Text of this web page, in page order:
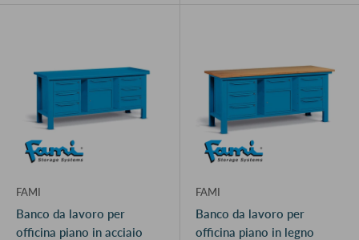
FAMI
Banco da lavoro per
officina piano in acciaio
FAMI
Banco da lavoro per
officina piano in legno